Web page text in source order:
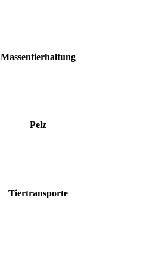
Massentierhaltung
Pelz
Tiertransporte